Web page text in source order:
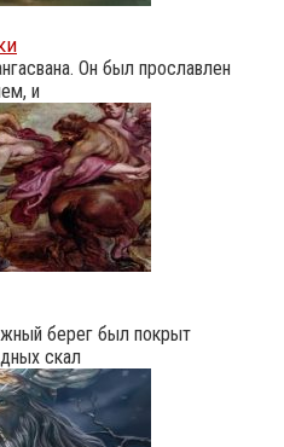
Он был прославлен
и
берег был покрыт
скал